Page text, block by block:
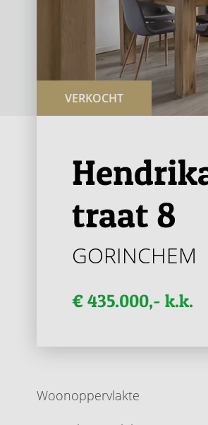
VERKOCHT
traat 8
GORINCHEM
€ 435.000,- k.k.
Woonoppervlakte